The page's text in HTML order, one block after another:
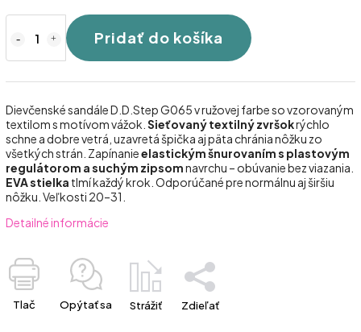
Pridať do košíka
Dievčenské sandále D.D.Step G065 v ružovej farbe so vzorovaným
textilom s motívom vážok. Sieťovaný textilný zvršokrýchlo
schne a dobre vetrá, uzavretá špička aj päta chránia nôžku zo
všetkých strán. Zapínanieelastickým šnurovaním s plastovým
regulátorom a suchým zipsomnavrchu – obúvanie bez viazania.
EVA stielka tlmí každý krok. Odporúčané pre normálnu aj širšiu
nôžku. Veľkosti 20–31.
Detailné informácie
Tlač Opýtať sa Strážiť Zdieľať